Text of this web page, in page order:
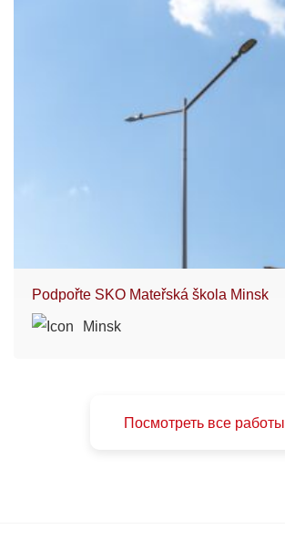
Podpořte SKO Mateřská škola Minsk
Minsk
Посмотреть все работы